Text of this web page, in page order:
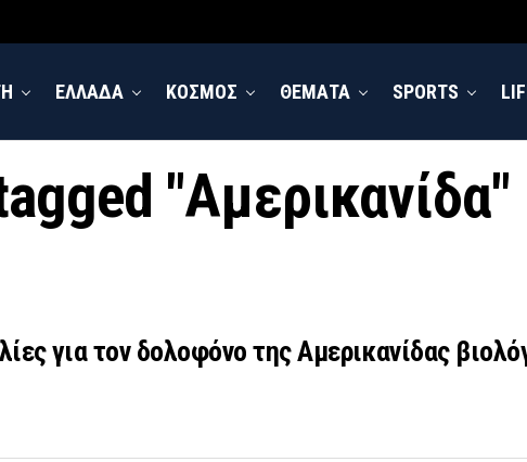
ΕΛΛΑΔΑ ΚΟΣΜΟΣ ΘΕΜΑΤΑ SPORTS
"Αμερικανίδα"
για τον δολοφόνο της Αμερικανίδας